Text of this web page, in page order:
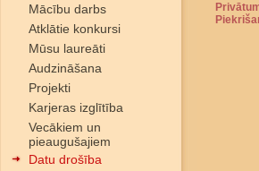
Mācību darbs
Atklātie konkursi
Mūsu laureāti
Audzināšana
Projekti
Karjeras izglītība
Vecākiem un
pieaugušajiem
Datu drošība